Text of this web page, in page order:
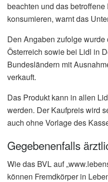
beachten und das
konsumieren, warnt das
Den Angaben zufolge
Österreich sowie bei Lidl in
Bundesländern mit
verkauft.
Das Produkt kann in allen
werden. Der Kaufpreis wird
auch ohne Vorlage des
Gegebenenfalls
Wie das BVL auf
können Fremdkörper in